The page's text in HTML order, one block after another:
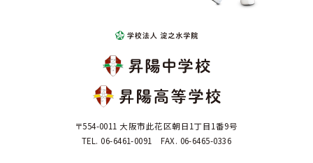
〒554-0011 大阪市此花区朝日1丁目1番9号
TEL. 06-6461-0091 FAX. 06-6465-0336